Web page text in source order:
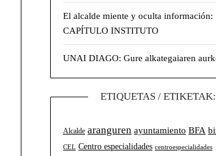
El alcalde miente y oculta información:
CAPÍTULO INSTITUTO
UNAI DIAGO: Gure alkategaiaren
ETIQUETAS / ETIKETAK:
Alcalde aranguren ayuntamiento BFA
CEL Centro especialidades centroespecialidades